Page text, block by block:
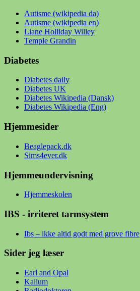
Autisme (wikipedia da)
Autisme (wikipedia en)
Liane Holliday Willey
Temple Grandin
Diabetes
Diabetes daily
Diabetes UK
Diabetes Wikipedia (Dansk)
Diabetes Wikipedia (Eng)
Hjemmesider
Beaglepack.dk
Sims4ever.dk
Hjemmeundervisning
Hjemmeskolen
IBS - irriteret tarmsystem
Ibs – ikke altid godt med grove fibre
Sider jeg læser
Earl and Opal
Kalium